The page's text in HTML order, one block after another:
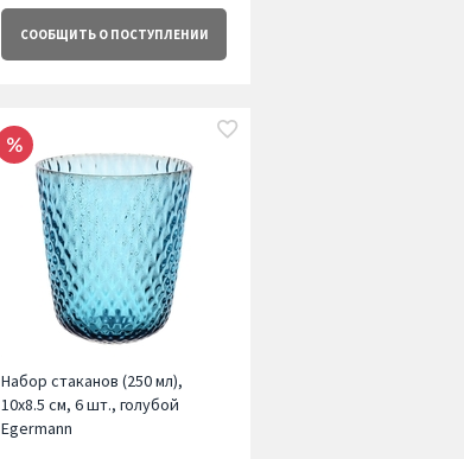
СООБЩИТЬО ПОСТУПЛЕНИИ
Набор стаканов (250 мл),
10х8.5 см, 6 шт., голубой
Egermann